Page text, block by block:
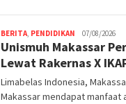
BERITA, PENDIDIKAN admin
07/08/2026
Unismuh Makassar
Lewat Rakernas X
Limabelas Indonesia,
Makassar mendapat manfaat